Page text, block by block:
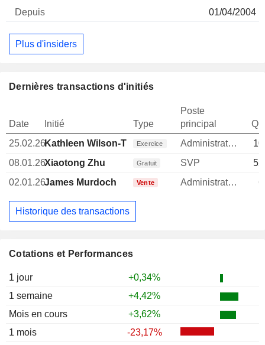
Cotations et Performances
1 jour
+0,34%
1 semaine
+4,42%
Mois en cours
+3,62%
1 mois
-23,17%
01/04/2004
Plus d'insiders
Dernières transactions d'initiés
Date Initié Type
Poste
principal
25.02.26Kathleen Wilson-Thompson
Exercice Administrateur
08.01.26Xiaotong Zhu Gratuit SVP
02.01.26James Murdoch Vente Administrateur
Historique des transactions